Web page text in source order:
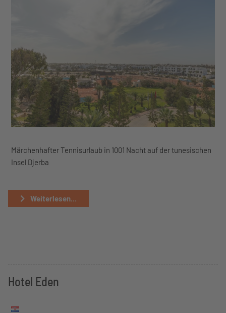
Märchenhafter Tennisurlaub in 1001 Nacht auf der tunesischen
Insel Djerba
Weiterlesen...
Hotel Eden